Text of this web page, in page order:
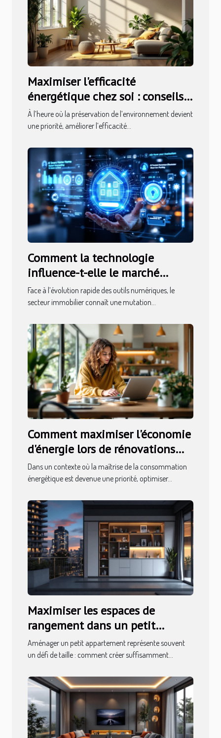
Maximiser l'efficacité
énergétique chez soi : conseils
et bénéfices
À l’heure où la préservation de l’environnement devient
une priorité, améliorer l’efficacité...
Comment la technologie
influence-t-elle le marché
immobilier moderne ?
Face à l’évolution rapide des outils numériques, le
secteur immobilier connaît une mutation...
Comment maximiser l'économie
d'énergie lors de rénovations
immobilières ?
Dans un contexte où la maîtrise de la consommation
énergétique est devenue une priorité, optimiser...
Maximiser les espaces de
rangement dans un petit
appartement
Aménager un petit appartement représente souvent
un défi de taille : comment créer suffisamment...